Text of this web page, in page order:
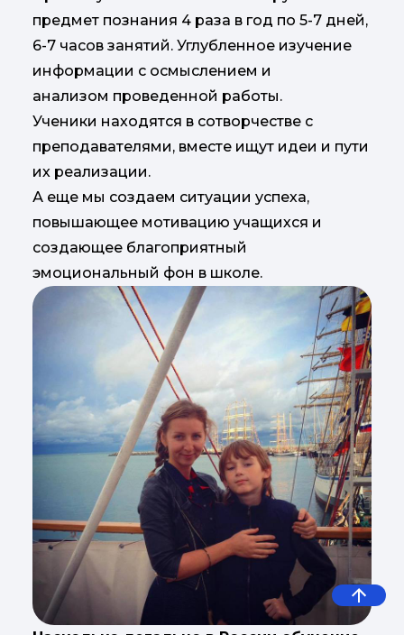
предмет познания 4 раза в год по 5-7 дней,
6-7 часов занятий. Углубленное изучение
информации с осмыслением и
анализом проведенной работы.
Ученики находятся в сотворчестве с
преподавателями, вместе ищут идеи и пути
их реализации.
А еще мы создаем ситуации успеха,
повышающее мотивацию учащихся и
создающее благоприятный
эмоциональный фон в школе.